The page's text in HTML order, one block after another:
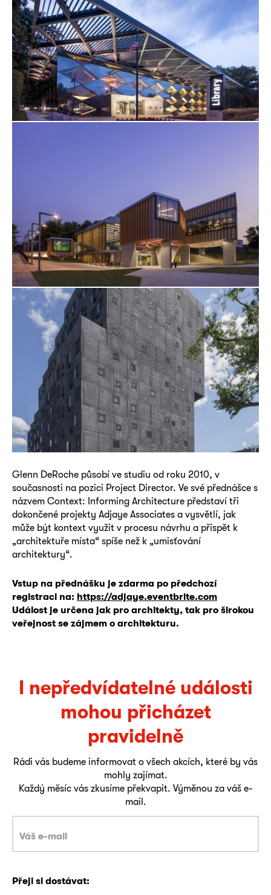
Glenn DeRoche působí ve studiu od roku 2010, v
současnosti na pozici Project Director. Ve své přednášce s
názvem Context: Informing Architecture představí tři
dokončené projekty Adjaye Associates a vysvětlí, jak
může být kontext využit v procesu návrhu a přispět k
„architektuře místa“ spíše než k „umisťování
architektury“.
Vstup na přednášku je zdarma po předchozí
registraci na: https://adjaye.eventbrite.com
Událost je určena jak pro architekty, tak pro širokou
veřejnost se zájmem o architekturu.
I nepředvídatelné události
mohou přicházet
pravidelně
Rádi vás budeme informovat o všech akcích, které by vás
mohly zajímat.
Každý měsíc vás zkusíme překvapit. Výměnou za váš e-
mail.
Přeji si dostávat: